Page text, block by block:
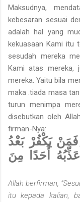
Maksudnya,
kebesaran se­suai
adalah hal yang
kekuasaan Kami itu
sesudah mereka
Kami atas mereka,
mereka. Yaitu bila
maka .tiada masa
turun menimpa
disebutkan oleh
firman-Nya:
فَمَنْ يَكْفُرْ بَعْدُ
أَحَدًا مِنَ
Allah berfirman,
itu kepada kalian,